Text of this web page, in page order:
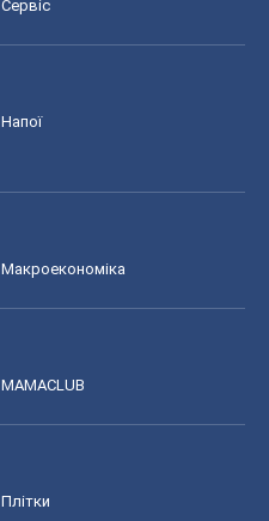
Сервіс
Напої
Макроекономіка
MAMACLUB
Плітки